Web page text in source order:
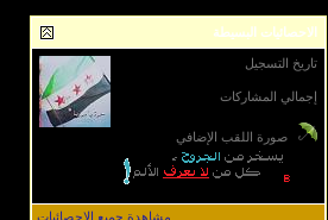
بعد الرضى :"(
الاحصائيات البسيطة
تاريخ التسجيل
إجمالي المشاركات
صورة اللقب الإضافي
مشاهدة جميع الاحصائيات